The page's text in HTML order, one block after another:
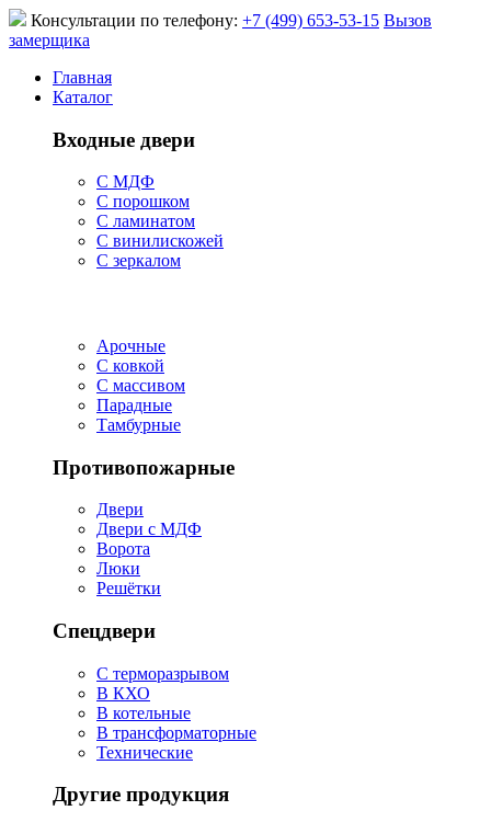
Консультации по телефону: +7 (499) 653-53-15 Вызов
замерщика
Главная
Каталог
Входные двери
С МДФ
С порошком
С ламинатом
С винилискожей
С зеркалом
Арочные
С ковкой
С массивом
Парадные
Тамбурные
Противопожарные
Двери
Двери с МДФ
Ворота
Люки
Решётки
Спецдвери
С терморазрывом
В КХО
В котельные
В трансформаторные
Технические
Другие продукция